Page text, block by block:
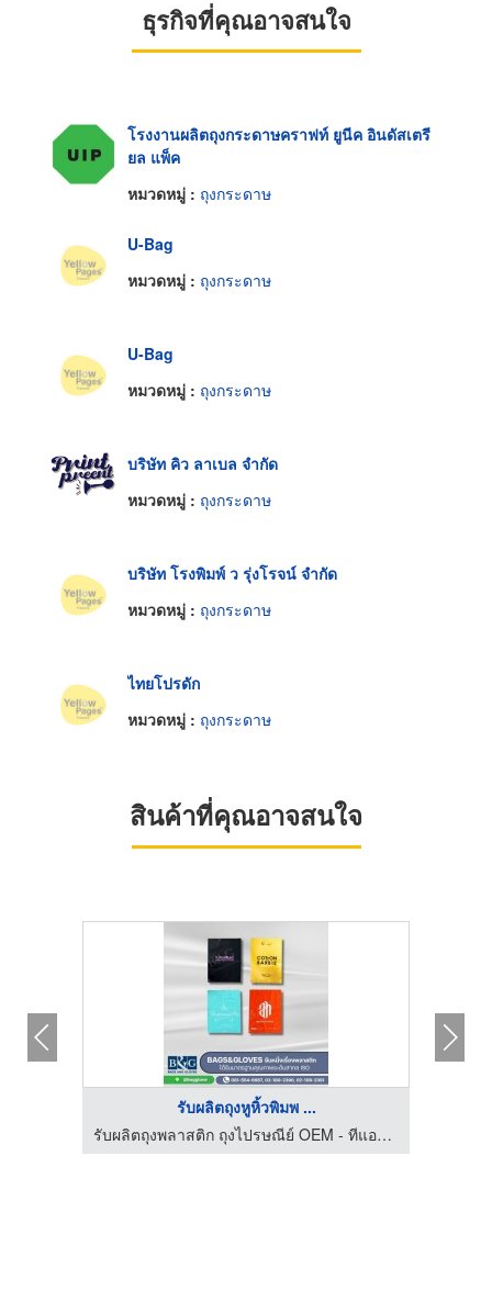
ธุรกิจที่คุณอาจสนใจ
โรงงานผลิตถุงกระดาษคราฟท์ ยูนีค อินดัสเตรี
ยล แพ็ค
หมวดหมู่ : ถุงกระดาษ
U-Bag
หมวดหมู่ : ถุงกระดาษ
U-Bag
หมวดหมู่ : ถุงกระดาษ
บริษัท คิว ลาเบล จำกัด
หมวดหมู่ : ถุงกระดาษ
บริษัท โรงพิมพ์ ว รุ่งโรจน์ จำกัด
หมวดหมู่ : ถุงกระดาษ
ไทยโปรดัก
หมวดหมู่ : ถุงกระดาษ
สินค้าที่คุณอาจสนใจ
รับผลิตถุงหูหิ้วพิมพ ...
รับผลิตถุงพลาสติก ถุงไปรษณีย์ OEM - ทีแอนด์เอกรุ๊ป